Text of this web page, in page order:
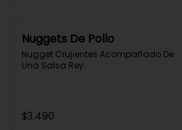
Nuggets De Pollo
Nugget Crujientes Acompañado De
Una Salsa Rey.
$3.490